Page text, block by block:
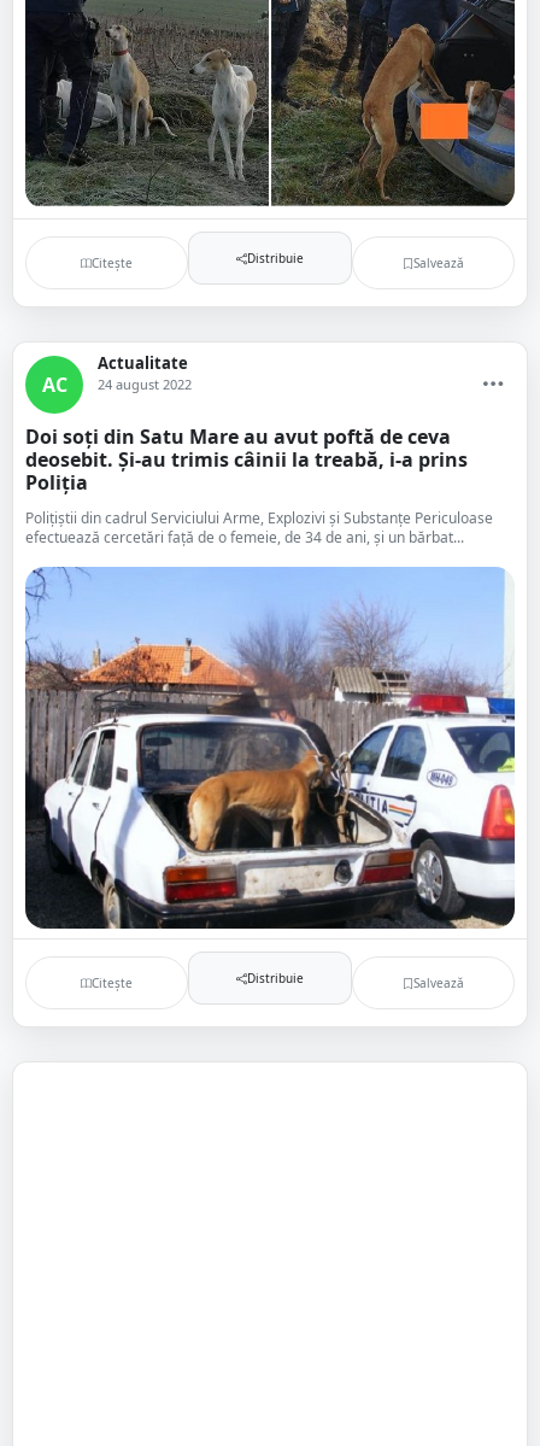
Citește Distribuie Salvează
AC
Actualitate
24 august 2022
Doi soți din Satu Mare au avut poftă de ceva
deosebit. Și-au trimis câinii la treabă, i-a prins
Poliția
Polițiștii din cadrul Serviciului Arme, Explozivi și Substanțe Periculoase
efectuează cercetări față de o femeie, de 34 de ani, și un bărbat...
Citește Distribuie Salvează